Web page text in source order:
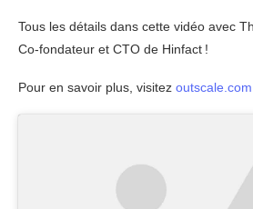
Tous les détails dans cette vidéo avec
Co-fondateur et CTO de Hinfact !
Pour en savoir plus, visitez outscale.com